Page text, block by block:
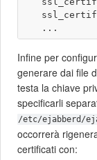
Infine per
generare dai file
testa la chiave
specificarli
/etc/ejabberd/
occorrerà
certificati con: